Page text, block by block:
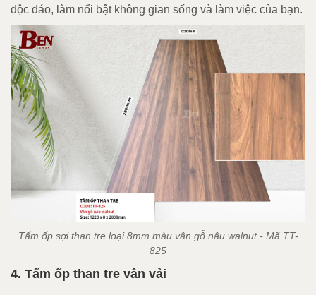
độc đáo, làm nổi bật không gian sống và làm việc của bạn.
Tấm ốp sợi than tre loại 8mm màu vân gỗ nâu walnut - Mã TT-
825
4. Tấm ốp than tre vân vải